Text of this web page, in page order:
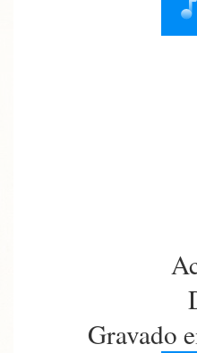
Gravado